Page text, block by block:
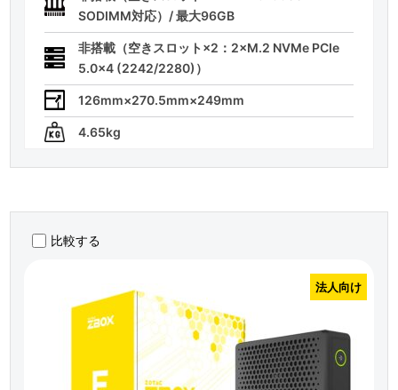
SODIMM対応）/ 最大96GB
非搭載（空きスロット×2：2×M.2 NVMe PCIe
5.0×4 (2242/2280)）
126mm×270.5mm×249mm
4.65kg
比較する
法人向け